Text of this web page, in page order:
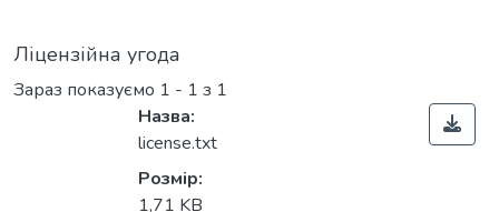
Ліцензійна угода
Зараз показуємо 1 - 1 з 1
Назва:
license.txt
Розмір:
1,71 KB